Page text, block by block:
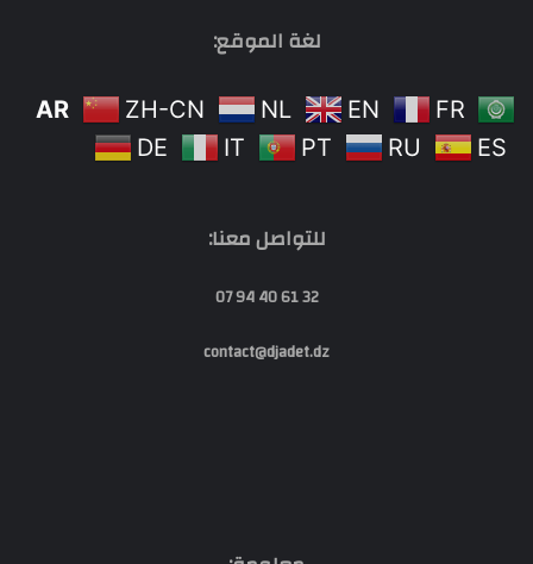
لغة الموقع:
AR ZH-CN NL EN
FR
DE
IT PT RU ES
للتواصل معنا:
32 61 40 94 07
contact@djadet.dz